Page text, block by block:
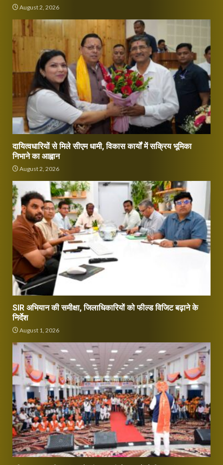
August 2, 2026
दायित्वधारियों से मिले सीएम धामी, विकास कार्यों में सक्रिय भूमिका
निभाने का आह्वान
August 2, 2026
SIR अभियान की समीक्षा, जिलाधिकारियों को फील्ड विजिट बढ़ाने के
निर्देश
August 1, 2026